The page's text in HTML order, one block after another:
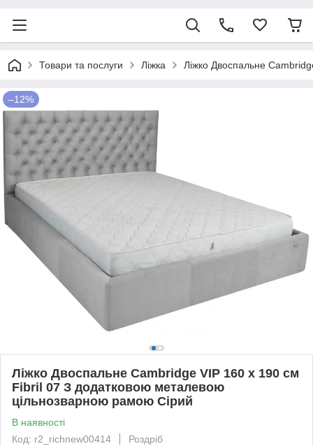
Товари та послуги Ліжка Ліжко Двоспальне
–12%
Ліжко Двоспальне Cambridge VIP 160 х 190 см
Fibril 07 З додатковою металевою
цільнозварною рамою Сірий
В наявності
Код: r2_richnew00414
Роздріб